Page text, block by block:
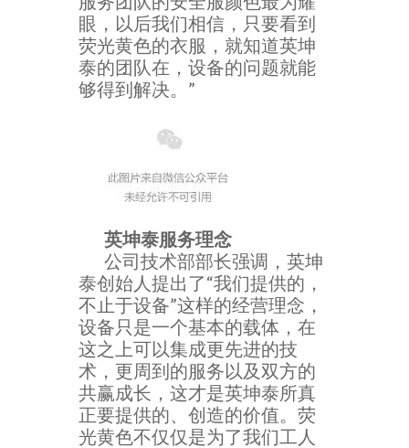
眼，以后我们相信，只要看到
荧光黄色的衣服，就知道英坤
泰的团队在，设备的问题就能
够得到解决。”
英坤泰服务理念
公司技术部部长强调，英坤
泰创始人提出了“我们提供的，
不止于设备”这样的经营理念，
设备只是一个基本的载体，在
这之上可以集成更先进的技
术，更周到的服务以及双方的
共赢成长，这才是英坤泰所真
正要提供的、创造的价值。荧
光黄色不仅仅是为了我们工人